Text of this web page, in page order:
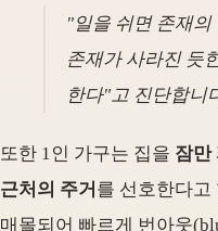
"일을 쉬면 존재
존재가 사라진 듯
한다"고 진단합니
또한 1인 가구는 집을 잠만
근처의 주거 를 선호한다고
매몰되어 빠르게 번아웃